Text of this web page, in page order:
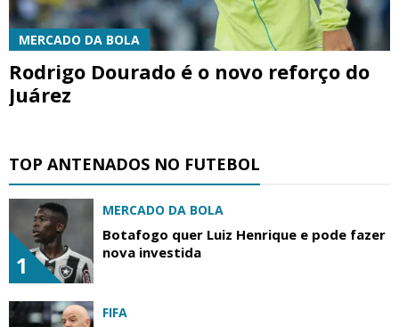
MERCADO DA BOLA
Rodrigo Dourado é o novo reforço do
Juárez
TOP ANTENADOS NO FUTEBOL
1
MERCADO DA BOLA
Botafogo quer Luiz Henrique e pode fazer
nova investida
FIFA